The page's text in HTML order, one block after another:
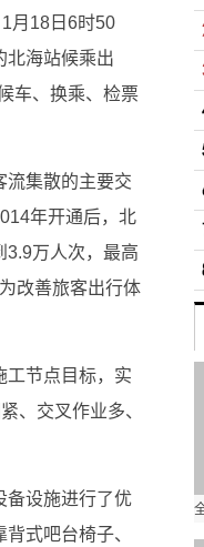
月18日6时50
北海站候乘出
车、换乘、检票
流集散的主要交
年开通后，北
3.9万人次，最高
改善旅客出行体
工节点目标，实
、交叉作业多、
备设施进行了优
式吧台椅子、